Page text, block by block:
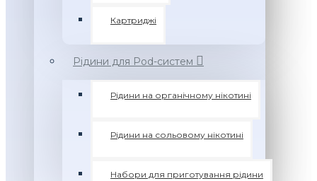
Картриджі
Рідини для Pod-систем
Рідини на органічному нікотині
Рідини на сольовому нікотині
Набори для приготування рідини